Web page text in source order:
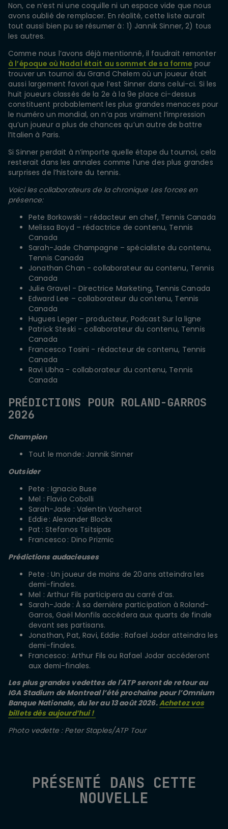
Non, ce n’est ni une coquille ni un espace vide que nous
avons oublié de remplacer. En réalité, cette liste aurait
tout aussi bien pu se résumer à : 1) Jannik Sinner, 2) tous
les autres.
Comme nous l’avons déjà mentionné, il faudrait remonter
à l’époque où Nadal était au sommet de sa forme pour
trouver un tournoi du Grand Chelem où un joueur était
aussi largement favori que l’est Sinner dans celui-ci. Si les
huit joueurs classés de la 2e à la 9e place ci-dessus
constituent probablement les plus grandes menaces pour
le numéro un mondial, on n’a pas vraiment l’impression
qu’un joueur a plus de chances qu’un autre de battre
l’Italien à Paris.
Si Sinner perdait à n’importe quelle étape du tournoi, cela
resterait dans les annales comme l’une des plus grandes
surprises de l’histoire du tennis.
Voici les collaborateurs de la chronique Les forces en
présence:
Pete Borkowski – rédacteur en chef, Tennis Canada
Melissa Boyd – rédactrice de contenu, Tennis
Canada
Sarah-Jade Champagne – spécialiste du contenu,
Tennis Canada
Jonathan Chan - collaborateur au contenu, Tennis
Canada
Julie Gravel - Directrice Marketing, Tennis Canada
Edward Lee – collaborateur du contenu, Tennis
Canada
Hugues Leger – producteur, Podcast Sur la ligne
Patrick Steski - collaborateur du contenu, Tennis
Canada
Francesco Tosini - rédacteur de contenu, Tennis
Canada
Ravi Ubha - collaborateur du contenu, Tennis
Canada
PRÉDICTIONS POUR ROLAND-GARROS
2026
Champion
Tout le monde : Jannik Sinner
Outsider
Pete : Ignacio Buse
Mel : Flavio Cobolli
Sarah-Jade : Valentin Vacherot
Eddie : Alexander Blockx
Pat : Stefanos Tsitsipas
Francesco : Dino Prizmic
Prédictions audacieuses
Pete : Un joueur de moins de 20 ans atteindra les
demi-finales.
Mel : Arthur Fils participera au carré d’as.
Sarah-Jade : À sa dernière participation à Roland-
Garros, Gaël Monfils accédera aux quarts de finale
devant ses partisans.
Jonathan, Pat, Ravi, Eddie : Rafael Jodar atteindra les
demi-finales.
Francesco : Arthur Fils ou Rafael Jodar accéderont
aux demi-finales.
Les plus grandes vedettes de l'ATP seront de retour au
IGA Stadium de Montreal l’été prochaine pour l’Omnium
Banque Nationale, du 1er au 13 août 2026.Achetez vos
billets dès aujourd’hui !
Photo vedette : Peter Staples/ATP Tour
PRÉSENTÉ DANS CETTE
NOUVELLE